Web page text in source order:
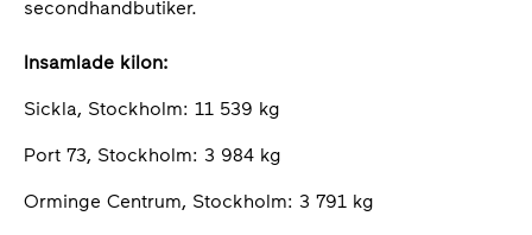
secondhandbutiker.
Insamlade kilon:
Sickla, Stockholm: 11 539 kg
Port 73, Stockholm: 3 984 kg
Orminge Centrum, Stockholm: 3 791 kg